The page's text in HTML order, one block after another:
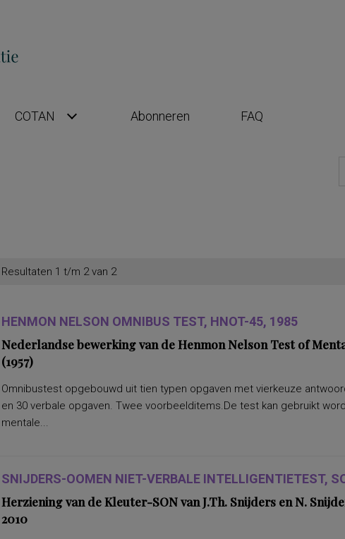
COTAN Abonneren FAQ
Resultaten 1 t/m 2 van 2
HENMON NELSON OMNIBUS TEST, HNOT-45, 1985
Nederlandse bewerking van de Henmon Nelson Test of
(1957)
Omnibustest opgebouwd uit tien typen opgaven met vierkeuze
en 30 verbale opgaven. Twee voorbeelditems.De test kan gebruikt
mentale...
SNIJDERS-OOMEN NIET-VERBALE INTELLIGENTIETEST,
Herziening van de Kleuter-SON van J.Th. Snijders en N.
2010